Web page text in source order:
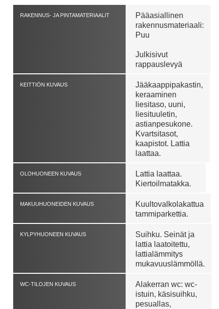
RAKENNUS- JA PINTAMATERIAALIT
Pääasiallinen
rakennusmateriaali:
Puu
Julkisivut
rappauslevyä
KEITTIÖN KUVAUS
Jääkaappipakastin,
keraaminen
liesitaso, uuni,
liesituuletin,
astianpesukone.
Kvartsitasot,
kaapistot. Lattia
laattaa.
OLOHUONEEN KUVAUS
Lattia laattaa.
Kiertoilmatakka.
MAKUUHUONEIDEN KUVAUS
Kuultovalkolakattua
tammiparkettia.
KYLPYHUONEEN KUVAUS
Suihku. Seinät ja
lattia laatoitettu,
lattialämmitys
mukavuuslämmöllä.
WC-TILOJEN KUVAUS
Alakerran wc: wc-
istuin, käsisuihku,
pesuallas,